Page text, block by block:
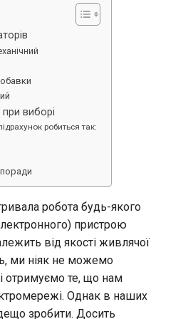
виборі
робиться так:
робота будь-якого
пристрою
від якості живлячої
ми ніяк не можемо
отримуємо те, що нам
Однак в наших
зробити. Досить